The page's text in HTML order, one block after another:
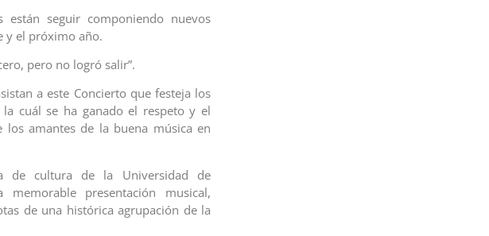
seguir componiendo nuevos
y el próximo año.
pero no logró salir”.
a este Concierto que festeja los
cuál se ha ganado el respeto y el
amantes de la buena música en
de cultura de la Universidad de
presentación musical,
de una histórica agrupación de la